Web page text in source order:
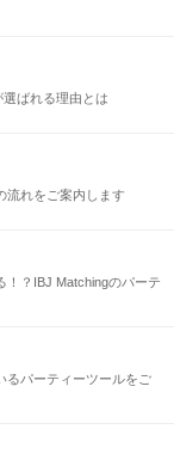
ばれる理由とは
流れをご案内します
！？IBJ Matchingのパーテ
るパーティーツールをご